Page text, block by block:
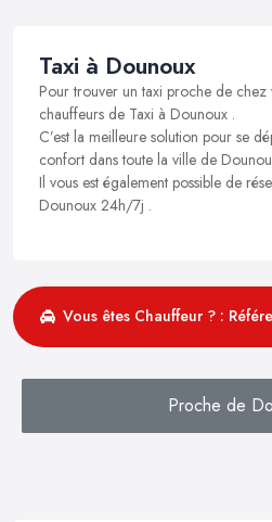
Taxi à Dounoux
Pour trouver un taxi proche de chez
chauffeurs de Taxi à Dounoux .
C’est la meilleure solution pour se
confort dans toute la ville de
Il vous est également possible de
Dounoux 24h/7j .
Vous êtes Chauffeur ? :
Proche de